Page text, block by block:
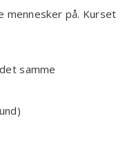
mennesker på. Kurset
samme